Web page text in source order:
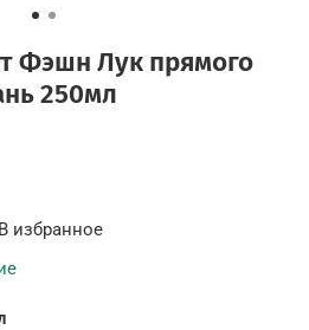
Фэшн Лук прямого
250мл
В избранное